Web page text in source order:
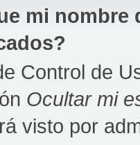
mi nombre
Control de
Ocultar mi
visto por